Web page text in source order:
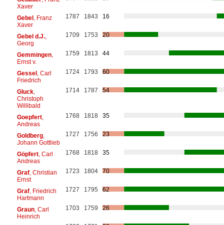
Xaver
Gebel, Franz
Xaver
1787 1843 16
Gebel d.J.,
Georg
1709 1753 20
Gemmingen,
Ernst v.
1759 1813 44
Gessel, Carl
Friedrich
1724 1793 60
Gluck,
Christoph
Willibald
1714 1787 54
Goepfert,
Andreas
1768 1818 35
Goldberg,
Johann Gottlieb
1727 1756 23
Göpfert, Carl
Andreas
1768 1818 35
Graf, Christian
Ernst
1723 1804 70
Graf, Friedrich
Hartmann
1727 1795 62
Graun, Carl
Heinrich
1703 1759 26